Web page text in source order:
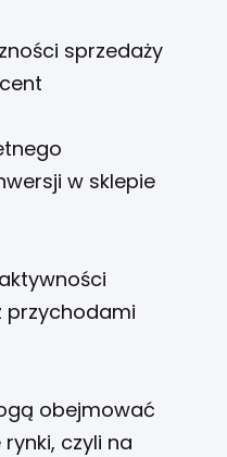
sprzedaży
w sklepie
przychodami
obejmować
czyli na